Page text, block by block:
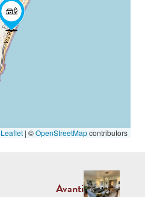
Leaflet | ©OpenStreetMapcontributors
Avanti